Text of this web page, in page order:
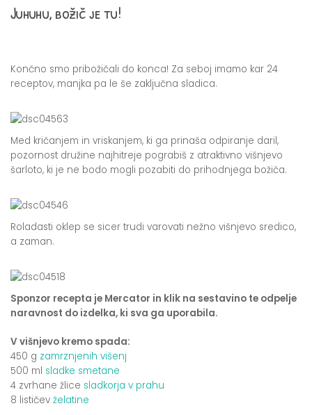
Juhuhu, božič je tu!
Končno smo pribožičali do konca! Za seboj imamo kar 24
receptov, manjka pa le še zaključna sladica.
Med kričanjem in vriskanjem, ki ga prinaša odpiranje daril,
pozornost družine najhitreje pograbiš z atraktivno višnjevo
šarloto, ki je ne bodo mogli pozabiti do prihodnjega božiča.
Roladasti oklep se sicer trudi varovati nežno višnjevo sredico,
a zaman.
Sponzor recepta je Mercator in klik na sestavino te odpelje
naravnost do izdelka, ki sva ga uporabila.
V višnjevo kremo spada:
450 g zamrznjenih višenj
500 ml sladke smetane
4 zvrhane žlice sladkorja v prahu
8 lističev želatine